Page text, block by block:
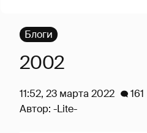
Блоги
2002
11:52, 23 марта 2022
161
Автор: -Lite-